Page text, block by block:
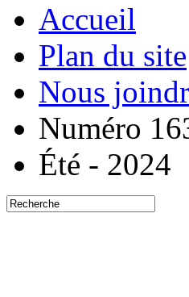
Accueil
Plan du site
Nous
Numéro
Été - 2024